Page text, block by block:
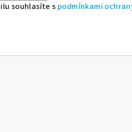
souhlasíte s podmínkami